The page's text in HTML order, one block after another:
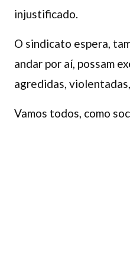
injustificado.
O sindicato espera,
andar por aí, possam
agredidas,
Vamos todos, como